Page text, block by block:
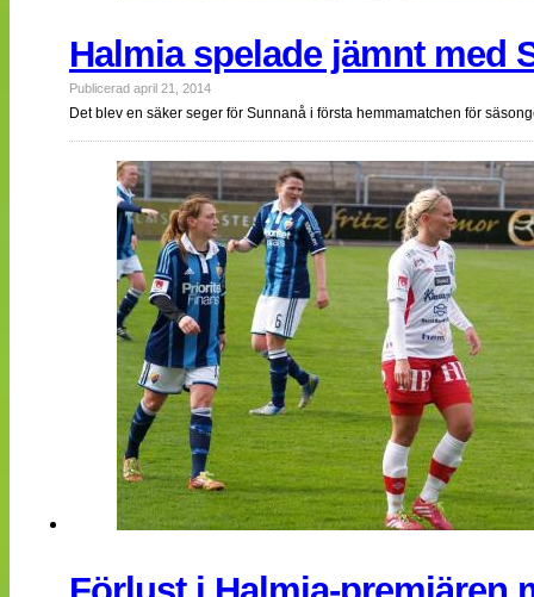
Halmia spelade jämnt med
Publicerad april 21, 2014
Det blev en säker seger för Sunnanå i första hemmamatchen för